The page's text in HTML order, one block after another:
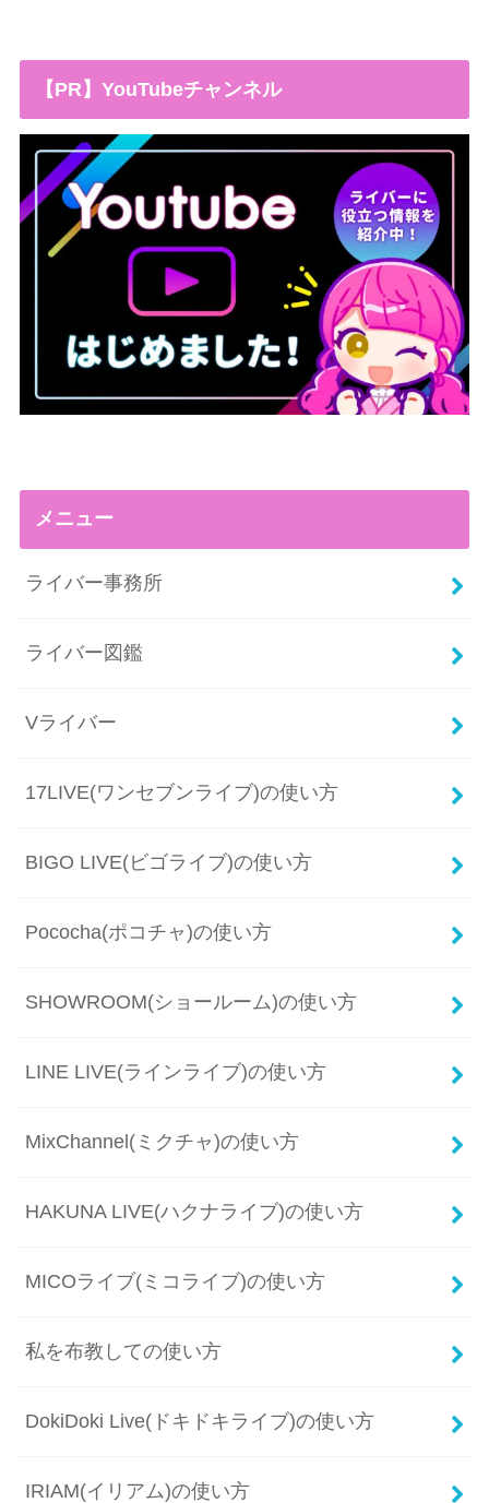
【PR】YouTubeチャンネル
メニュー
ライバー事務所
ライバー図鑑
Vライバー
17LIVE(ワンセブンライブ)の使い方
BIGO LIVE(ビゴライブ)の使い方
Pococha(ポコチャ)の使い方
SHOWROOM(ショールーム)の使い方
LINE LIVE(ラインライブ)の使い方
MixChannel(ミクチャ)の使い方
HAKUNA LIVE(ハクナライブ)の使い方
MICOライブ(ミコライブ)の使い方
私を布教しての使い方
DokiDoki Live(ドキドキライブ)の使い方
IRIAM(イリアム)の使い方